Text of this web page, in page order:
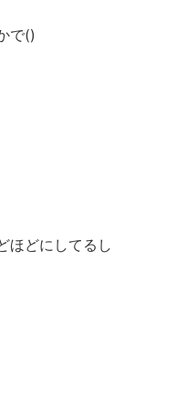
で()
ほどにしてるし